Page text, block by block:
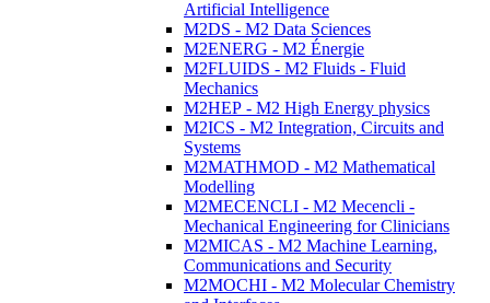
Artificial Intelligence
M2DS - M2 Data Sciences
M2ENERG - M2 Énergie
M2FLUIDS - M2 Fluids - Fluid
Mechanics
M2HEP - M2 High Energy physics
M2ICS - M2 Integration, Circuits and
Systems
M2MATHMOD - M2 Mathematical
Modelling
M2MECENCLI - M2 Mecencli -
Mechanical Engineering for Clinicians
M2MICAS - M2 Machine Learning,
Communications and Security
M2MOCHI - M2 Molecular Chemistry